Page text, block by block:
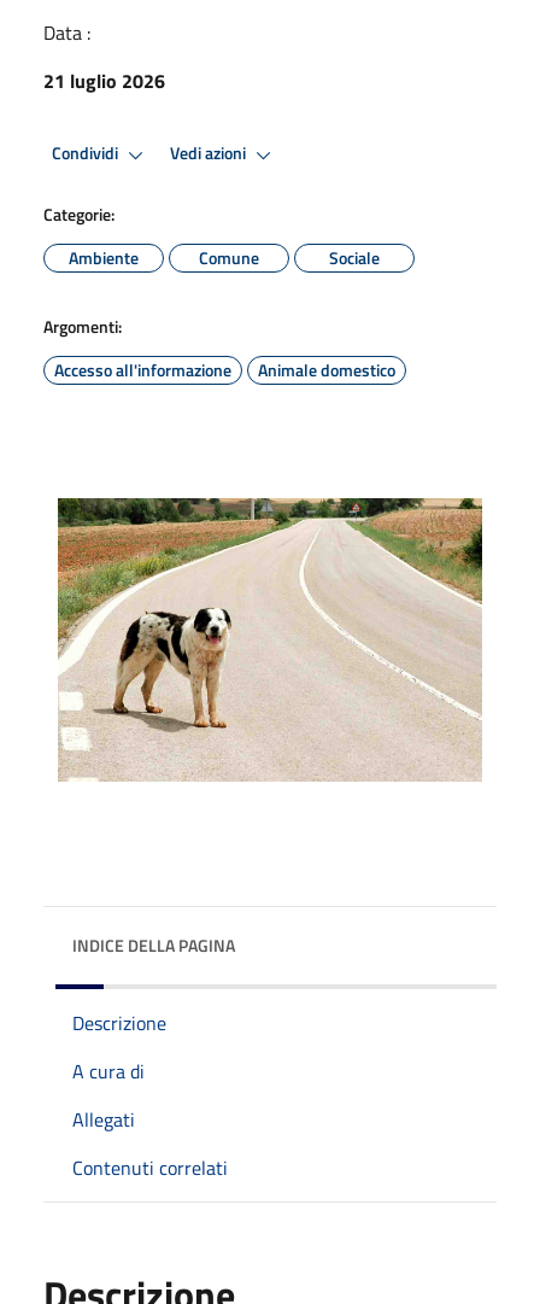
Data :
21 luglio 2026
Condividi Vedi azioni
Categorie:
Ambiente
Comune Sociale
Argomenti:
Accesso all'informazione
Animale domestico
INDICE DELLA PAGINA
Descrizione
A cura di
Allegati
Contenuti correlati